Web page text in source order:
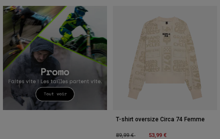
T-shirt oversize Circa 74 Femme
Price reduced from
89,99 €to 53,99 €